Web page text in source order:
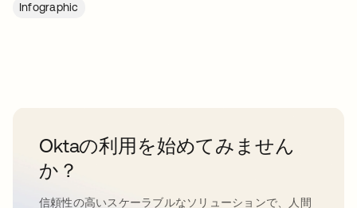
Infographic
Oktaの利用を始めてみません
か？
信頼性の高いスケーラブルなソリューションで、人間